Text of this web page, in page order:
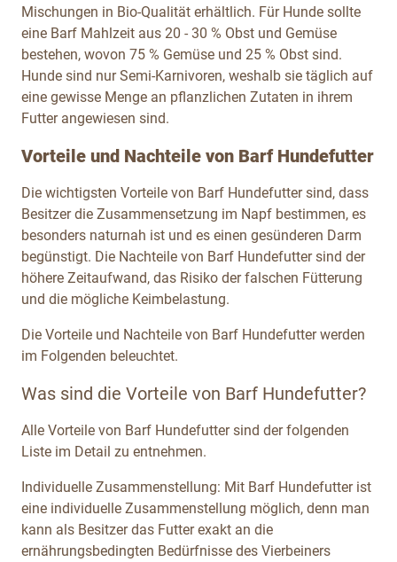
Mischungen in Bio-Qualität erhältlich. Für Hunde sollte
eine Barf Mahlzeit aus 20 - 30 % Obst und Gemüse
bestehen, wovon 75 % Gemüse und 25 % Obst sind.
Hunde sind nur Semi-Karnivoren, weshalb sie täglich auf
eine gewisse Menge an pflanzlichen Zutaten in ihrem
Futter angewiesen sind.
Vorteile und Nachteile von Barf Hundefutter
Die wichtigsten Vorteile von Barf Hundefutter sind, dass
Besitzer die Zusammensetzung im Napf bestimmen, es
besonders naturnah ist und es einen gesünderen Darm
begünstigt. Die Nachteile von Barf Hundefutter sind der
höhere Zeitaufwand, das Risiko der falschen Fütterung
und die mögliche Keimbelastung.
Die Vorteile und Nachteile von Barf Hundefutter werden
im Folgenden beleuchtet.
Was sind die Vorteile von Barf Hundefutter?
Alle Vorteile von Barf Hundefutter sind der folgenden
Liste im Detail zu entnehmen.
Individuelle Zusammenstellung: Mit Barf Hundefutter ist
eine individuelle Zusammenstellung möglich, denn man
kann als Besitzer das Futter exakt an die
ernährungsbedingten Bedürfnisse des Vierbeiners